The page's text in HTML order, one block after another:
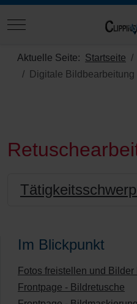
Mobile Menu Toggle
Aktuelle Seite: Startseite
Digitale Bildbearbeitung
Im Blickpunkt
Fotos freistellen und
Frontpage - Bildretusche